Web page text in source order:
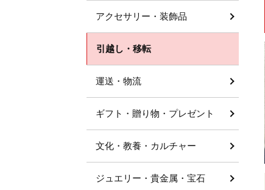
アクセサリー・装飾品
引越し・移転
運送・物流
ギフト・贈り物・プレゼント
文化・教養・カルチャー
ジュエリー・貴金属・宝石